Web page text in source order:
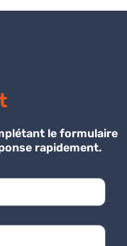
le formulaire
rapidement.